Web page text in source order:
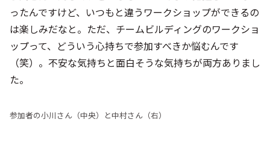
ったんですけど、いつもと違うワークショップができるの
は楽しみだなと。ただ、チームビルディングのワークショ
ップって、どういう心持ちで参加すべきか悩むんです
（笑）。不安な気持ちと面白そうな気持ちが両方ありまし
た。
参加者の小川さん（中央）と中村さん（右）